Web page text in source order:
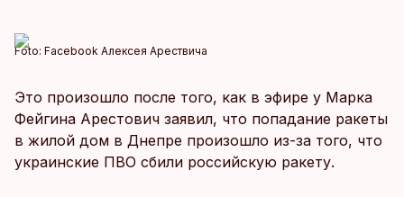
Foto: Facebook Алексея Арествича
Это произошло после того, как в эфире у Марка
Фейгина Арестович заявил, что попадание ракеты
в жилой дом в Днепре произошло из-за того, что
украинские ПВО сбили российскую ракету.